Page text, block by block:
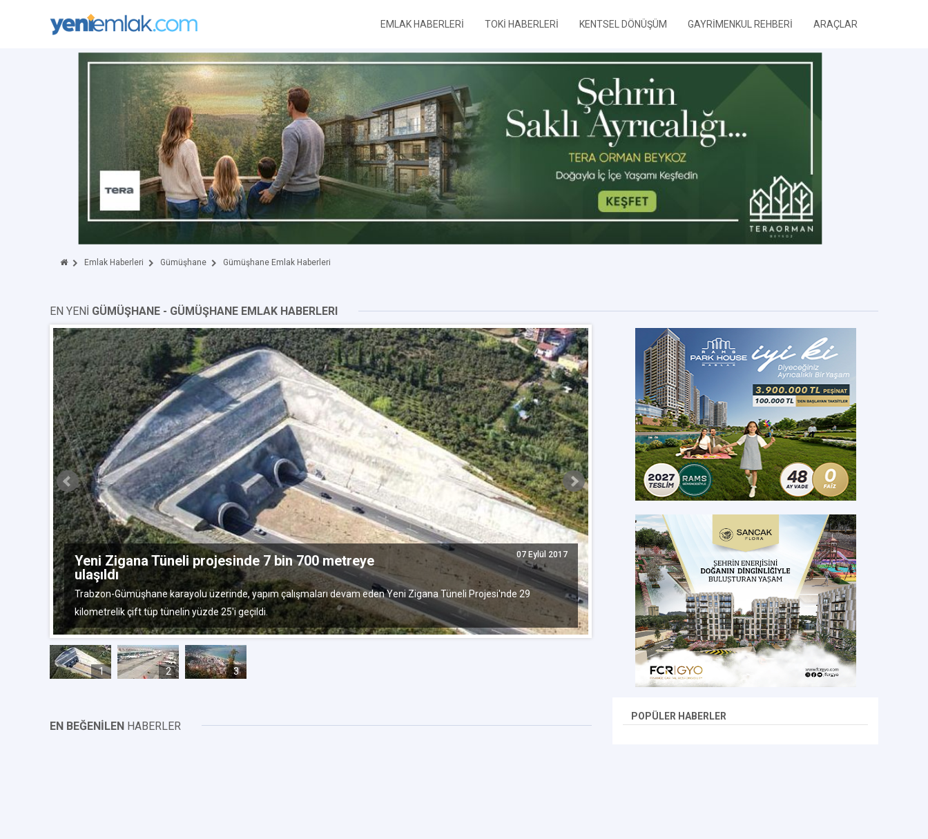
EMLAK HABERLERİ TOKİ HABERLERİ KENTSEL DÖNÜŞÜM GAYRİMENKUL REHBERİ ARAÇLAR
Emlak Haberleri Gümüşhane Gümüşhane Emlak Haberleri
EN YENİ GÜMÜŞHANE - GÜMÜŞHANE EMLAK HABERLERI
Yeni Zigana Tüneli projesinde 7 bin 700 metreye
ulaşıldı
07 Eylül 2017
Trabzon-Gümüşhane karayolu üzerinde, yapım çalışmaları devam eden Yeni Zigana Tüneli Projesi'nde 29
kilometrelik çift tüp tünelin yüzde 25'i geçildi.
Bayburt-Gümüşhane Havalimanı Bütçesine Onay
Çıktı
Bayburt-Gümüşhane Havalimanı projesi bütçesi onaylandı...
1 2 3
EN BEĞENİLEN HABERLER
POPÜLER HABERLER